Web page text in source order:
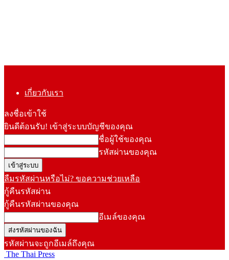
เกี่ยวกับเรา
ลงชื่อเข้าใช้
ยินดีต้อนรับ! เข้าสู่ระบบบัญชีของคุณ
ชื่อผู้ใช้ของคุณ
รหัสผ่านของคุณ
ลืมรหัสผ่านหรือไม่? ขอความช่วยเหลือ
กู้คืนรหัสผ่าน
กู้คืนรหัสผ่านของคุณ
อีเมล์ของคุณ
รหัสผ่านจะถูกอีเมล์ถึงคุณ
The Thai Press